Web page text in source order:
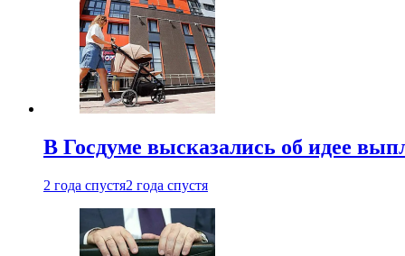
В Госдуме высказались об идее
2 года спустя2 года спустя